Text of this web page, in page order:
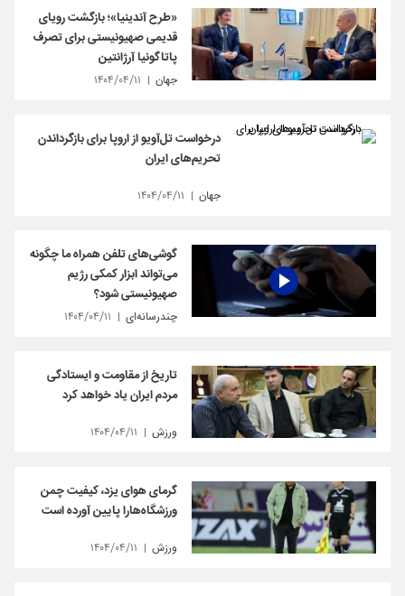
«طرح آندینیا»؛ بازگشت رویای
قدیمی صهیونیستی برای تصرف
پاتاگونیا آرژانتین
جهان ۱۴۰۴/۰۴/۱۱
درخواست تل‌آویو از اروپا برای بازگرداندن
تحریم‌های ایران
جهان ۱۴۰۴/۰۴/۱۱
گوشی‌های تلفن همراه ما چگونه
می‌تواند ابزار کمکی رژیم
صهیونیستی شود؟
چندرسانه‌ای ۱۴۰۴/۰۴/۱۱
تاریخ از مقاومت و ایستادگی
مردم ایران یاد خواهد کرد
ورزش ۱۴۰۴/۰۴/۱۱
گرمای هوای یزد، کیفیت چمن
ورزشگاه‌هارا پایین آورده است
ورزش ۱۴۰۴/۰۴/۱۱